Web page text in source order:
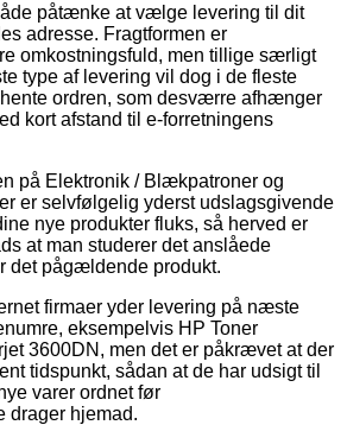
påtænke at vælge levering til dit
adresse. Fragtformen er
omkostningsfuld, men tillige særligt
type af levering vil dog i de fleste
ordren, som desværre afhænger
kort afstand til e-forretningens
på Elektronik / Blækpatroner og
er selvfølgelig yderst udslagsgivende
nye produkter fluks, så herved er
at man studerer det anslåede
det pågældende produkt.
firmaer yder levering på næste
eksempelvis HP Toner
3600DN, men det er påkrævet at der
tidspunkt, sådan at de har udsigt til
varer ordnet før
drager hjemad.